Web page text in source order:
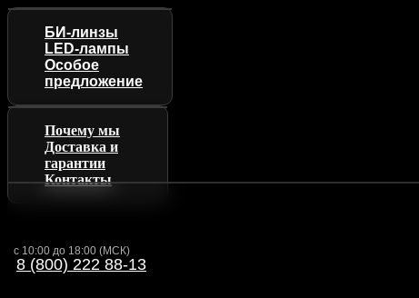
с 10:00 до 18:00 (МСК)
8 (800) 222 88-13
БИ-линзы
LED-лампы
Особое
предложение
Почему мы
Доставка и
гарантии
Контакты